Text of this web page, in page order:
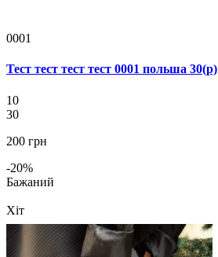
0001
Тест тест тест тест 0001 польша 30(р)
10
30
200 грн
-20%
Бажаний
Хіт